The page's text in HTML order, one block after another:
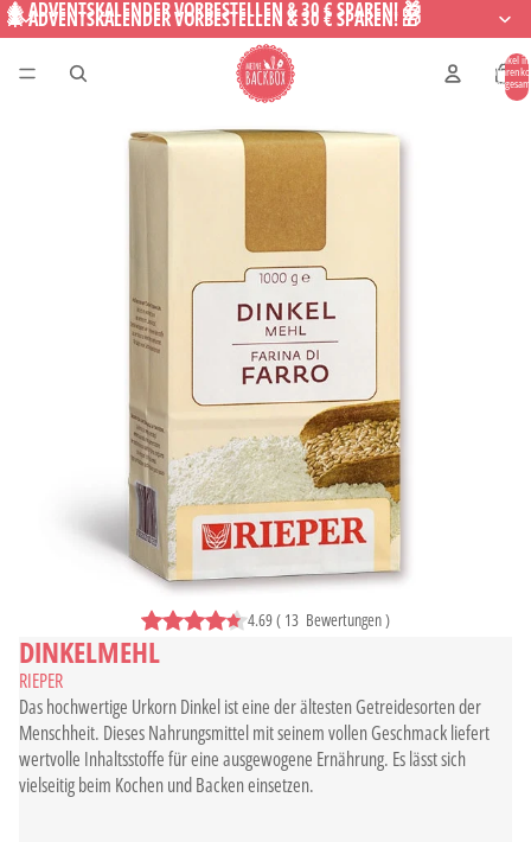
🎄 ADVENTSKALENDER VORBESTELLEN & 30 € SPAREN! 🎁
🎄 ADVENTSKALENDER VORBESTELLEN & 30 € SPAREN! 🎁
Artikel im
4.69( 13 Bewertungen)
DINKELMEHL
RIEPER
Das hochwertige Urkorn Dinkel ist eine der ältesten Getreidesorten der
Menschheit. Dieses Nahrungsmittel mit seinem vollen Geschmack liefert
wertvolle Inhaltsstoffe für eine ausgewogene Ernährung. Es lässt sich
vielseitig beim Kochen und Backen einsetzen.